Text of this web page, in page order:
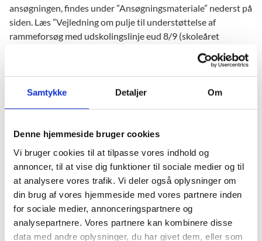
Samtykke Detaljer Om
Denne hjemmeside bruger cookies
Vi bruger cookies til at tilpasse vores indhold og
annoncer, til at vise dig funktioner til sociale medier og til
at analysere vores trafik. Vi deler også oplysninger om
din brug af vores hjemmeside med vores partnere inden
for sociale medier, annonceringspartnere og
analysepartnere. Vores partnere kan kombinere disse
data med andre oplysninger, du har givet dem, eller som
ansøgningen, findes under ”Ansøgningsmateriale” nederst på
siden. Læs ”Vejledning om pulje til understøttelse af
rammeforsøg med udskolingslinje eud 8/9 (skoleåret
og vilkår for ansøgning og tilskud samt kriterier for
behandling af ansøgningen.
Der er afsat i alt 5,0 mio. kr. i 2023 til understøttelse af
rammeforsøget.
Ansøgningsfrist
Frist for indsendelse af ansøgninger er torsdag den 31.
august 2023 kl. 13.00. Bemærk, at det kun er kommuner, der
ansøger om deltagelse i rammeforsøget, som kan søge om